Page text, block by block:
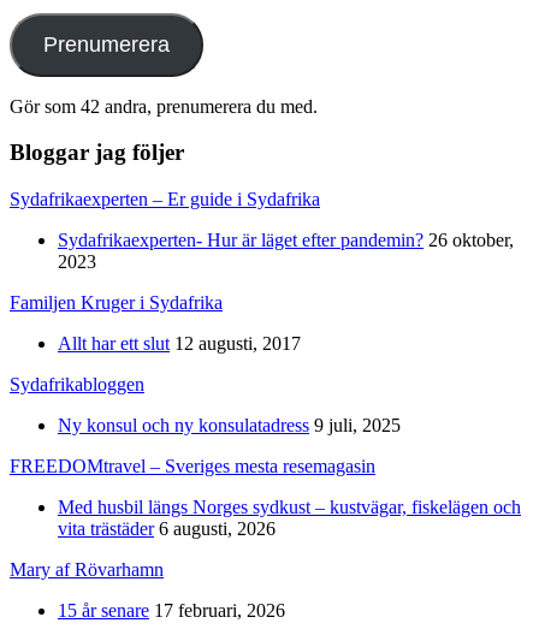
Prenumerera
Gör som 42 andra, prenumerera du med.
Bloggar jag följer
Sydafrikaexperten – Er guide i Sydafrika
Sydafrikaexperten- Hur är läget efter pandemin? 26 oktober,
2023
Familjen Kruger i Sydafrika
Allt har ett slut 12 augusti, 2017
Sydafrikabloggen
Ny konsul och ny konsulatadress 9 juli, 2025
FREEDOMtravel – Sveriges mesta resemagasin
Med husbil längs Norges sydkust – kustvägar, fiskelägen och
vita trästäder 6 augusti, 2026
Mary af Rövarhamn
15 år senare 17 februari, 2026